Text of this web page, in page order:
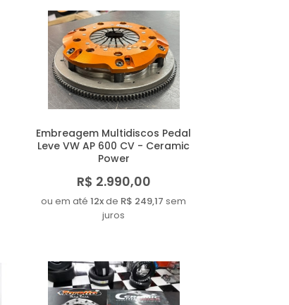
MAIS VENDIDOS
MENOR PREÇO
MAIOR PREÇO
Embreagem Multidiscos Pedal
Leve VW AP 600 CV - Ceramic
Power
R$ 2.990,00
ou em até12xde R$ 249,17 sem
juros